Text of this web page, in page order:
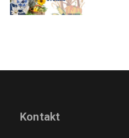
Kontakt